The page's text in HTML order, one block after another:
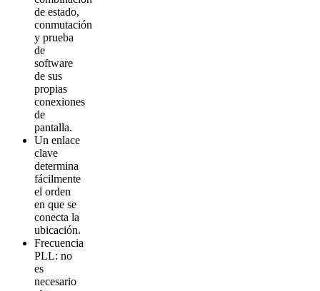
de estado,
conmutación
y prueba
de
software
de sus
propias
conexiones
de
pantalla.
Un enlace
clave
determina
fácilmente
el orden
en que se
conecta la
ubicación.
Frecuencia
PLL: no
es
necesario